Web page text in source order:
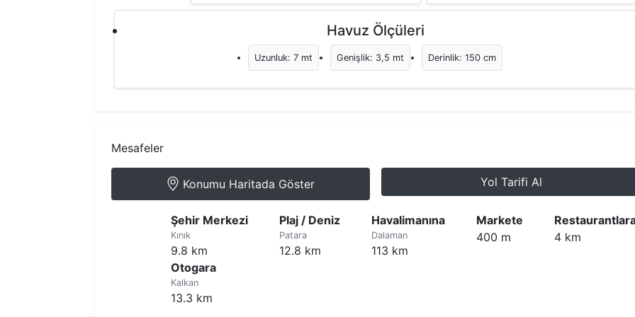
Havuz Ölçüleri
Uzunluk: 7 mt Genişlik: 3,5 mt Derinlik: 150 cm
Mesafeler
Konumu Haritada Göster Yol Tarifi Al
Şehir Merkezi
Kınık
9.8 km
Plaj / Deniz
Patara
12.8 km
Havalimanına
Dalaman
113 km
Markete
400 m
4 km
Otogara
Kalkan
13.3 km